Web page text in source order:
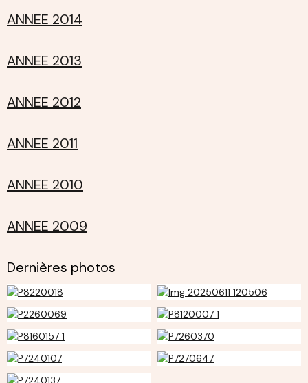
ANNEE 2014
ANNEE 2013
ANNEE 2012
ANNEE 2011
ANNEE 2010
ANNEE 2009
Dernières photos